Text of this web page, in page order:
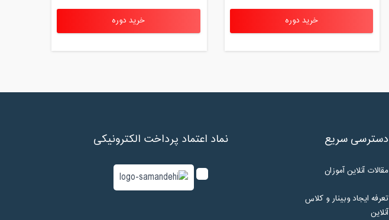
خرید دوره خرید دوره
دسترسی سریع
مقالات آنلاین آموزان
تعرفه ایجاد وبینار و کلاس
آنلاین
نماد اعتماد پرداخت الکترونیکی